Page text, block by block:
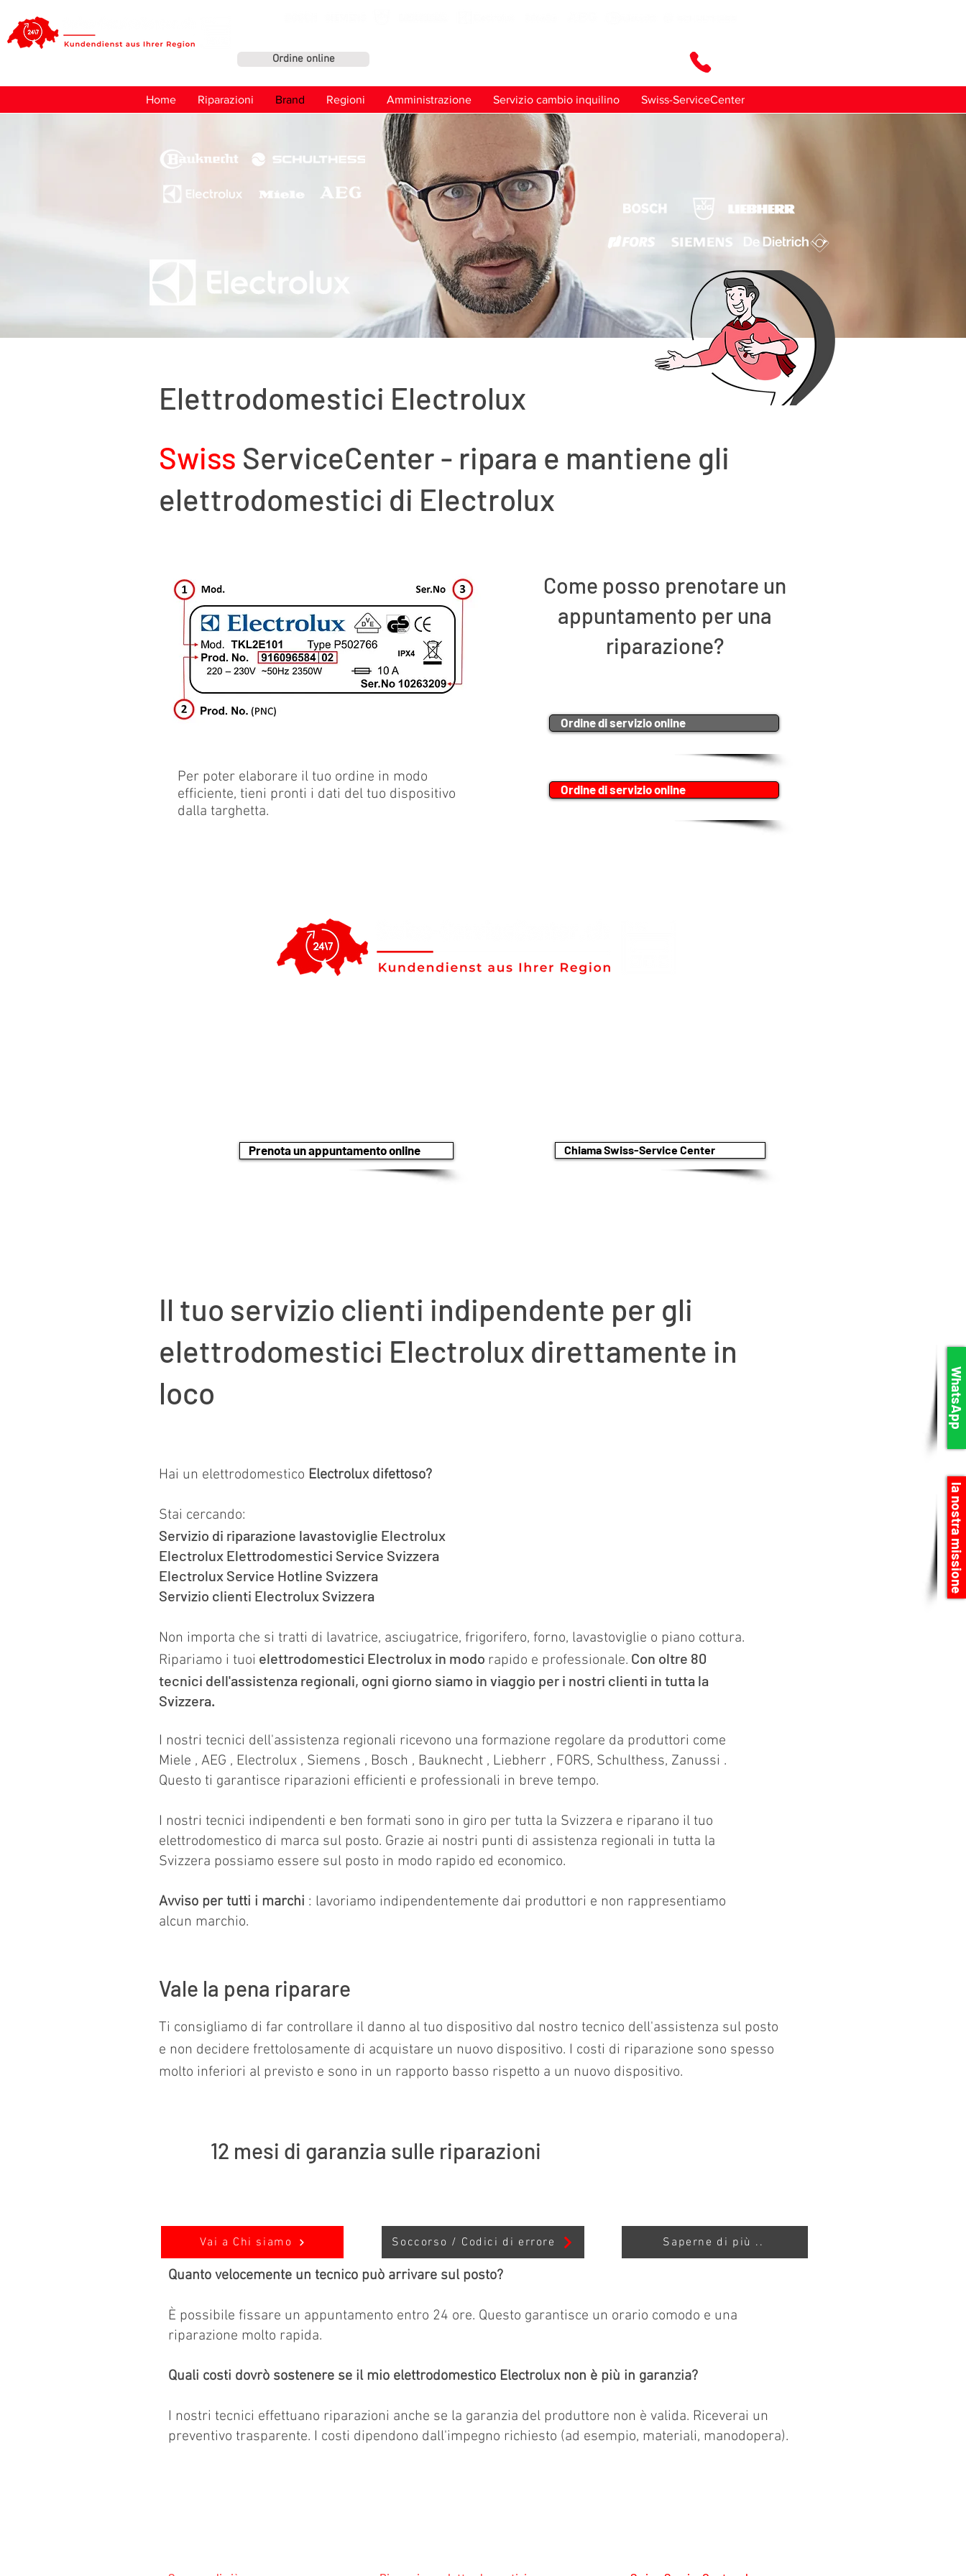
Ordine online
Home Riparazioni Brand Regioni Amministrazione Servizio cambio inquilino Swiss-ServiceCenter
la nostra missione
WhatsApp
Elettrodomestici Electrolux
Swiss ServiceCenter - ripara e mantiene gli
elettrodomestici di Electrolux
Per poter elaborare il tuo ordine in modo
efficiente, tieni pronti i dati del tuo dispositivo
dalla targhetta.
Come posso prenotare un
appuntamento per una
riparazione?
Ordine di servizio online
Ordine di servizio online
Prenota un appuntamento online Chiama Swiss-Service Center
Il tuo servizio clienti indipendente per gli
elettrodomestici Electrolux direttamente in
loco
Hai un elettrodomestico Electrolux difettoso?
Stai cercando:
Servizio di riparazione lavastoviglie Electrolux
Electrolux Elettrodomestici Service Svizzera
Electrolux Service Hotline Svizzera
Servizio clienti Electrolux Svizzera
Non importa che si tratti di lavatrice, asciugatrice, frigorifero, forno, lavastoviglie o piano cottura.
Ripariamo i tuoi elettrodomestici Electrolux in modo rapido e professionale. Con oltre 80
tecnici dell'assistenza regionali, ogni giorno siamo in viaggio per i nostri clienti in tutta la
Svizzera.
I nostri tecnici dell'assistenza regionali ricevono una formazione regolare da produttori come
Miele , AEG , Electrolux , Siemens , Bosch , Bauknecht , Liebherr , FORS, Schulthess, Zanussi .
Questo ti garantisce riparazioni efficienti e professionali in breve tempo.
I nostri tecnici indipendenti e ben formati sono in giro per tutta la Svizzera e riparano il tuo
elettrodomestico di marca sul posto. Grazie ai nostri punti di assistenza regionali in tutta la
Svizzera possiamo essere sul posto in modo rapido ed economico.
Avviso per tutti i marchi : lavoriamo indipendentemente dai produttori e non rappresentiamo
alcun marchio.
Vale la pena riparare
Ti consigliamo di far controllare il danno al tuo dispositivo dal nostro tecnico dell'assistenza sul posto
e non decidere frettolosamente di acquistare un nuovo dispositivo. I costi di riparazione sono spesso
molto inferiori al previsto e sono in un rapporto basso rispetto a un nuovo dispositivo.
12 mesi di garanzia sulle riparazioni
Vai a Chi siamo Soccorso / Codici di errore Saperne di più ..
Quanto velocemente un tecnico può arrivare sul posto?
È possibile fissare un appuntamento entro 24 ore. Questo garantisce un orario comodo e una
riparazione molto rapida.
Quali costi dovrò sostenere se il mio elettrodomestico Electrolux non è più in garanzia?
I nostri tecnici effettuano riparazioni anche se la garanzia del produttore non è valida. Riceverai un
preventivo trasparente. I costi dipendono dall'impegno richiesto (ad esempio, materiali, manodopera).